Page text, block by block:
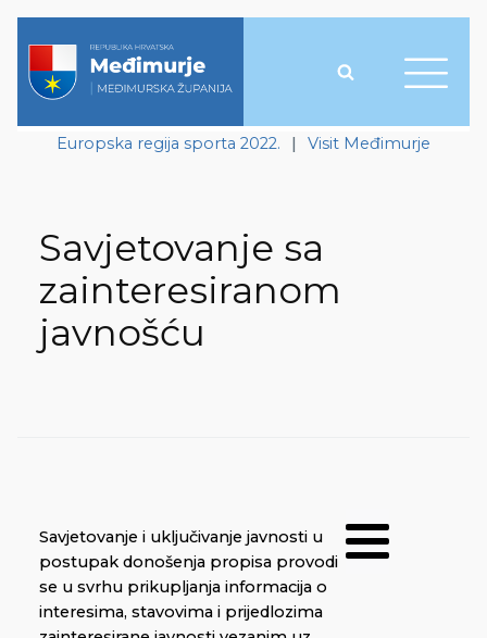
Europska regija sporta 2022. | Visit Međimurje
Savjetovanje sa
zainteresiranom
javnošću
Savjetovanje i uključivanje javnosti u
postupak donošenja propisa provodi
se u svrhu prikupljanja informacija o
interesima, stavovima i prijedlozima